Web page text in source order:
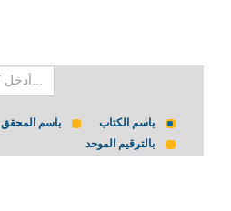
باسم الكتاب باسم المحقق
بالترقيم الموحد